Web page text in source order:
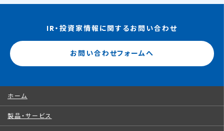
IR・投資家情報に関するお問い合わせ
お問い合わせフォームへ
ホーム
製品・サービス